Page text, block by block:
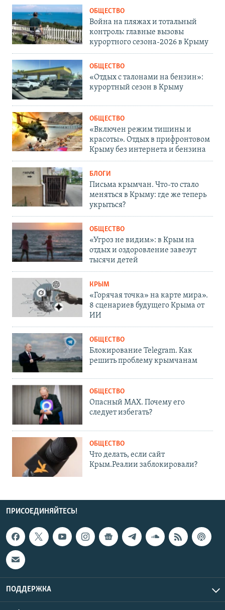
ОБЩЕСТВО
Война на пляжах и тотальный
контроль: главные вызовы
курортного сезона-2026 в Крыму
ОБЩЕСТВО
«Отдых с талонами на бензин»:
курортный сезон в Крыму
ОБЩЕСТВО
«Включен режим тишины и
красоты». Отдых в прифронтовом
Крыму без интернета и бензина
БЛОГИ
Письма крымчан. Что-то стало
меняться в Крыму: где же теперь
укрыться?
ОБЩЕСТВО
«Угроз не видим»: в Крым на
отдых и оздоровление завезут
тысячи детей
КРЫМ
«Горячая точка» на карте мира».
8 сценариев будущего Крыма от
ИИ
ОБЩЕСТВО
Блокирование Telegram. Как
решить проблему крымчанам
ОБЩЕСТВО
Опасный MAX. Почему его
следует избегать?
ОБЩЕСТВО
Что делать, если сайт
Крым.Реалии заблокировали?
ПРИСОЕДИНЯЙТЕСЬ!
ПОДДЕРЖКА